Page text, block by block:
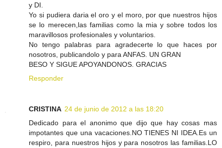
y DI.
Yo si pudiera daria el oro y el moro, por que nuestros hijos
se lo merecen,las familias como la mia y sobre todos los
maravillosos profesionales y voluntarios.
No tengo palabras para agradecerte lo que haces por
nosotros, publicandolo y para ANFAS. UN GRAN
BESO Y SIGUE APOYANDONOS. GRACIAS
Responder
CRISTINA 24 de junio de 2012 a las 18:20
Dedicado para el anonimo que dijo que hay cosas mas
impotantes que una vacaciones.NO TIENES NI IDEA.Es un
respiro, para nuestros hijos y para nosotros las familias.LO